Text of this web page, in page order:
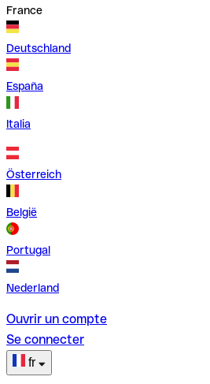
France
Deutschland
España
Italia
Österreich
België
Portugal
Nederland
Ouvrir un compte
Se connecter
fr